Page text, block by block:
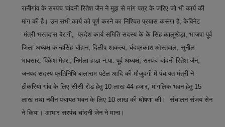
रानीगांव के सरपंच चांदनी रितेश जैन ने मुझ से मांग पत्र के जरिए जो भी कार्य की
मांग की है। उन सभी कार्य को पूर्ण करने का निश्चित प्रयास करूंगा है, केबिनेट
मंत्री भरतदास बैरागी, प्रदेश कार्य समिति सदस्य के के सिंह कालूखेड़ा, भाजपा पूर्व
जिला अध्यक्ष कान्हसिंह चौहान, दिलीप शाकल्य, चंदप्रकाश ओस्तवाल, सुनील
भावसार, पिंकेश मेहरा, निर्मला हाडा न.पा. पूर्व अध्यक्ष, सरपंच चांदनी रितेश जैन,
जनपद सदस्य प्रतिनिधि बालाराम पटेल आदि की मौजुदगी में पंचायत मंत्री ने
ठीकरिया गांव के लिए सीसी रोड हेतु 10 लाख 44 हजार, मांगलिक भवन हेतु 15
लाख तथा नवीन पंचायत भवन के लिए 10 लाख की घोषणा की। संचालन संजय सेन
ने किया। आभार सरपंच चांदनी जेन ने माना।